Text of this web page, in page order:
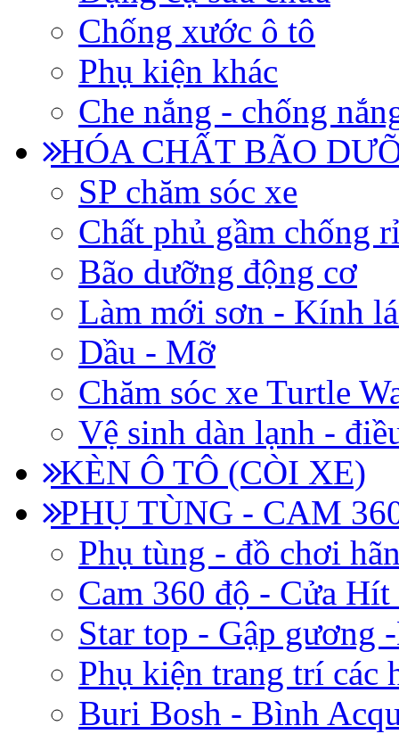
Chống xước ô tô
Phụ kiện khác
Che nắng - chống
HÓA CHẤT BÃO
SP chăm sóc xe
Chất phủ gầm chống
Bão dưỡng động cơ
Làm mới sơn - Kính
Dầu - Mỡ
Chăm sóc xe Turtle
Vệ sinh dàn lạnh -
KÈN Ô TÔ (CÒI XE)
PHỤ TÙNG - CAM
Phụ tùng - đồ chơi
Cam 360 độ - Cửa
Star top - Gập gương
Phụ kiện trang trí các
Buri Bosh - Bình